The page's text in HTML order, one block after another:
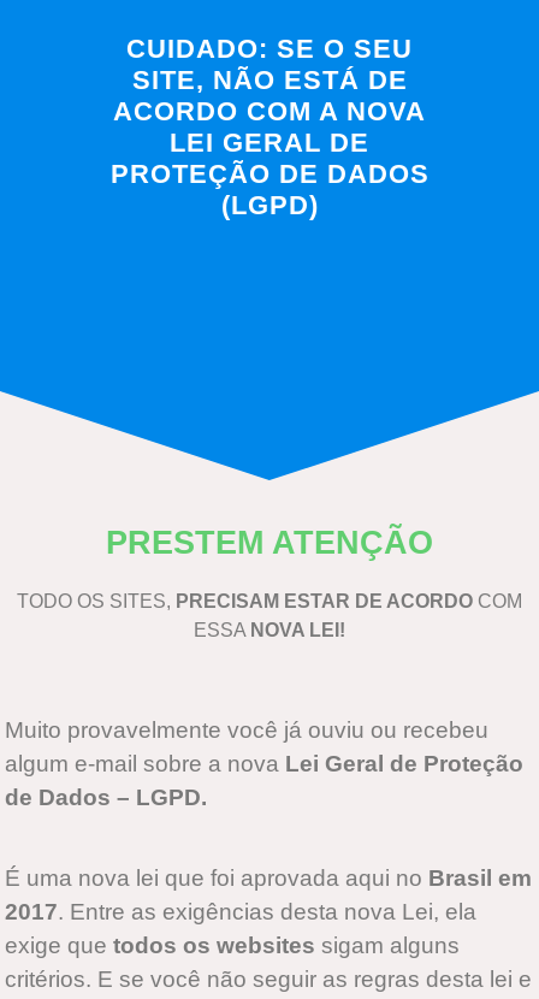
CUIDADO: SE O SEU
SITE, NÃO ESTÁ DE
ACORDO COM A NOVA
LEI GERAL DE
PROTEÇÃO DE DADOS
(LGPD)
PRESTEM ATENÇÃO
TODO OS SITES, PRECISAM ESTAR DE ACORDO COM
ESSA NOVA LEI!
Muito provavelmente você já ouviu ou recebeu
algum e-mail sobre a nova Lei Geral de Proteção
de Dados – LGPD.
É uma nova lei que foi aprovada aqui no Brasil em
2017. Entre as exigências desta nova Lei, ela
exige quetodos os websites sigam alguns
critérios. E se você não seguir as regras desta lei e